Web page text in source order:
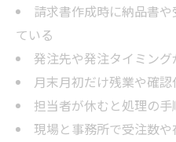
請求書作成時に納品書
ている
発注先や発注タイミン
月末月初だけ残業や確
担当者が休むと処理の
現場と事務所で受注数